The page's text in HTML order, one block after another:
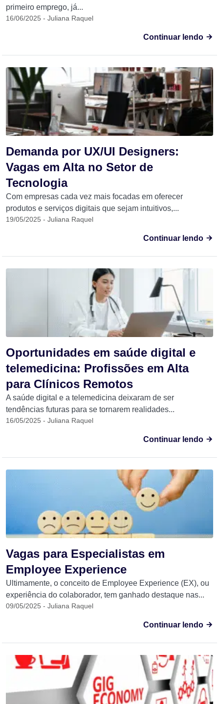
primeiro emprego, já...
16/06/2025 - Juliana Raquel
Continuar lendo
Demanda por UX/UI Designers:
Vagas em Alta no Setor de
Tecnologia
Com empresas cada vez mais focadas em oferecer
produtos e serviços digitais que sejam intuitivos,...
19/05/2025 - Juliana Raquel
Continuar lendo
Oportunidades em saúde digital e
telemedicina: Profissões em Alta
para Clínicos Remotos
A saúde digital e a telemedicina deixaram de ser
tendências futuras para se tornarem realidades...
16/05/2025 - Juliana Raquel
Continuar lendo
Vagas para Especialistas em
Employee Experience
Ultimamente, o conceito de Employee Experience (EX), ou
experiência do colaborador, tem ganhado destaque nas...
09/05/2025 - Juliana Raquel
Continuar lendo